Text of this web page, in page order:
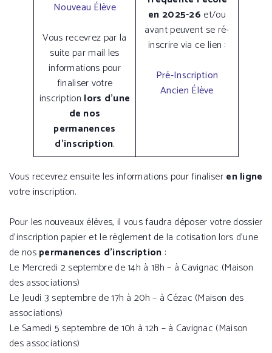
Nouveau Élève
Vous recevrez par la
suite par mail les
informations pour
finaliser votre
inscription lors d’une
de nos
permanences
d’inscription.
en 2025-26 et/ou
avant peuvent se ré-
inscrire via ce lien :
Pré-Inscription
Ancien Élève
Vous recevrez ensuite les informations pour finaliseren ligne
votre inscription.
Pour les nouveaux élèves, il vous faudra déposer votre dossier
d’inscription papier et le règlement de la cotisation lors d’une
de nospermanences d’inscription :
Le Mercredi 2 septembre de 14h à 18h – à Cavignac (Maison
des associations)
Le Jeudi 3 septembre de 17h à 20h – à Cézac (Maison des
associations)
Le Samedi 5 septembre de 10h à 12h – à Cavignac (Maison
des associations)